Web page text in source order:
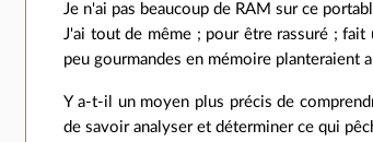
Je n'ai pas beaucoup de RAM sur ce
J'ai tout de même ; pour être rassuré ;
peu gourmandes en mémoire planteraient
Y a-t-il un moyen plus précis de
de savoir analyser et déterminer ce qui